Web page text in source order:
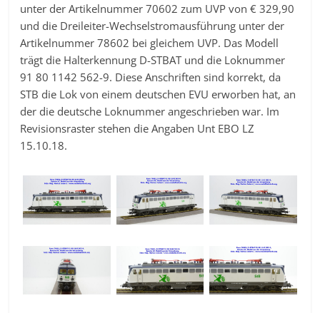
unter der Artikelnummer 70602 zum UVP von € 329,90
und die Dreileiter-Wechselstromausführung unter der
Artikelnummer 78602 bei gleichem UVP. Das Modell
trägt die Halterkennung D-STBAT und die Loknummer
91 80 1142 562-9. Diese Anschriften sind korrekt, da
STB die Lok von einem deutschen EVU erworben hat, an
der die deutsche Loknummer angeschrieben war. Im
Revisionsraster stehen die Angaben Unt EBO LZ
15.10.18.